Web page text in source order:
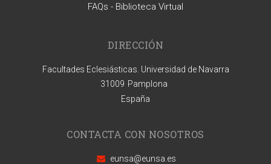
FAQs - Biblioteca Virtual
DIRECCIÓN
Facultades Eclesiásticas. Universidad de Navarra
31009 Pamplona
España
CONTACTA CON NOSOTROS
eunsa@eunsa.es